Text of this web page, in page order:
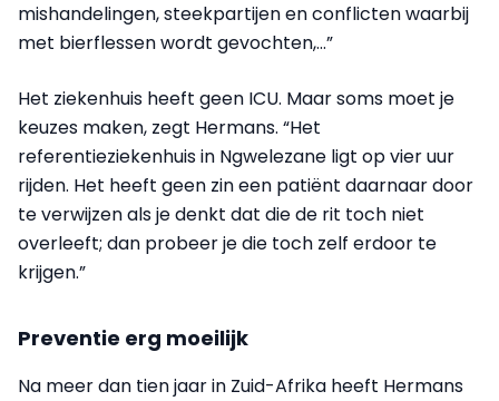
mishandelingen, steekpartijen en conflicten waarbij
met bierflessen wordt gevochten,...”
Het ziekenhuis heeft geen ICU. Maar soms moet je
keuzes maken, zegt Hermans. “Het
referentieziekenhuis in Ngwelezane ligt op vier uur
rijden. Het heeft geen zin een patiënt daarnaar door
te verwijzen als je denkt dat die de rit toch niet
overleeft; dan probeer je die toch zelf erdoor te
krijgen.”
Preventie erg moeilijk
Na meer dan tien jaar in Zuid-Afrika heeft Hermans